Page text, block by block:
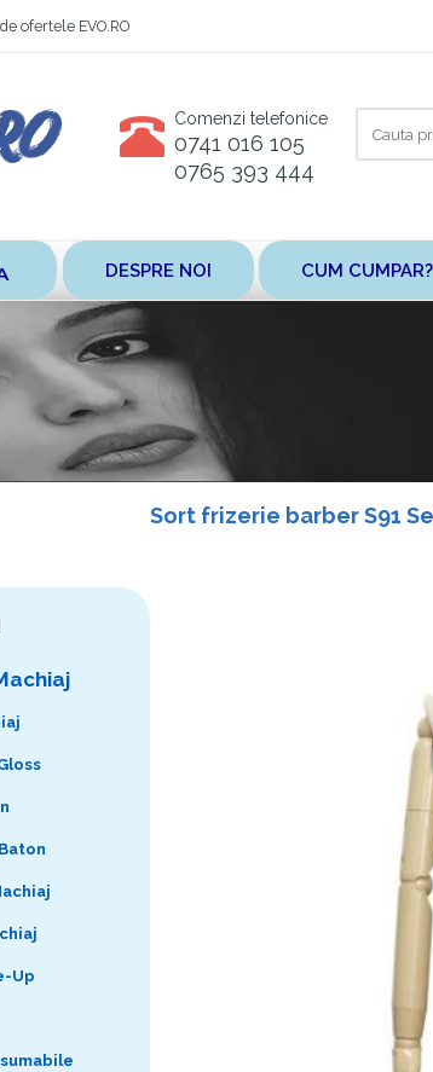
ofertele EVO.RO
Comenzi telefonice
0741 016 105
0765 393 444
aici
DESPRE NOI CUM CUMPAR?
Sort frizerie barber S91
Up